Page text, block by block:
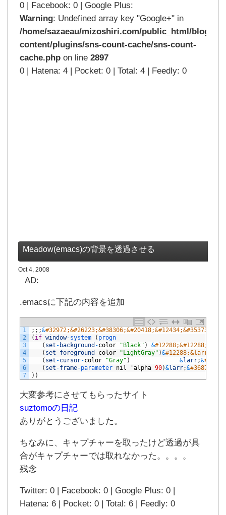
0 | Facebook: 0 | Google Plus:
Warning: Undefined array key "Google+" in
/home/sazaeau/mizoshiri.com/public_html/
content/plugins/sns-count-cache/sns-count-
cache.php on line 2897
0 | Hatena: 4 | Pocket: 0 | Total: 4 | Feedly: 0
Meadow(emacs)の背景を透過させる
Oct 4, 2008
AD:
.emacsに下記の内容を追加
1
2
3
4
5
6
7
; ; ;&
( if window-system ( progn
( set - background -color "Black" ) &
( set -foreground -color "LightGray" )&
( set -cursor-color "Gray" ) &larr;&
( set -frame-parameter nil 'alpha 90)&larr;&
) )
大変参考にさせてもらったサイト
suztomoの日記
ありがとうございました。
ちなみに、キャプチャーを取ったけど透過が具
合がキャプチャーでは取れなかった。。。。
残念
Twitter: 0 | Facebook: 0 | Google Plus: 0 |
Hatena: 6 | Pocket: 0 | Total: 6 | Feedly: 0